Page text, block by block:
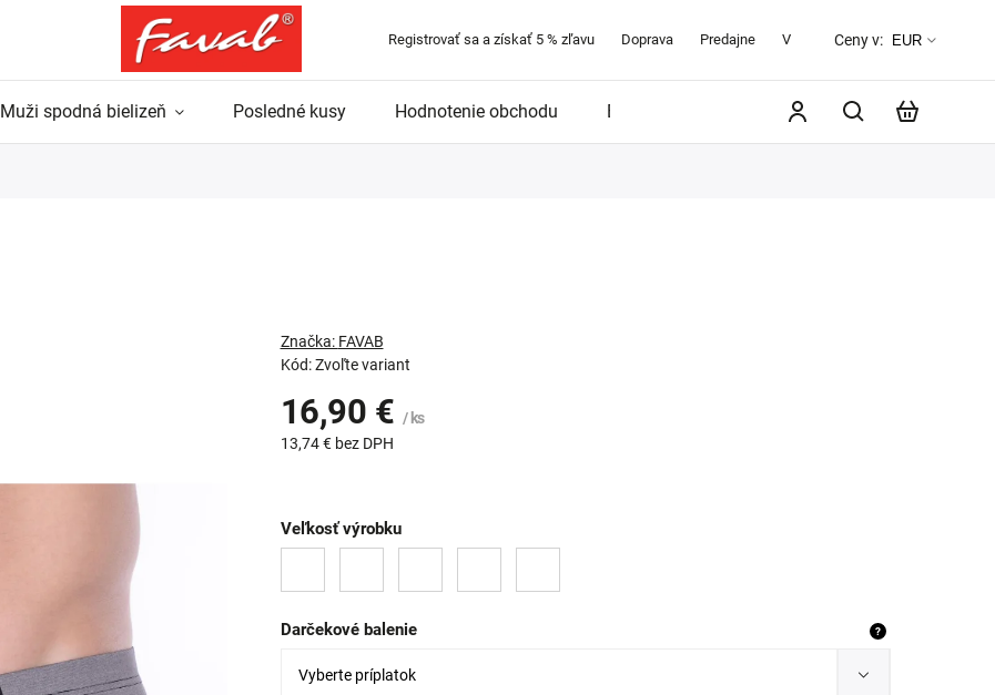
Registrovať sa a získať 5 % zľavu Doprava Predajne Veľkostná tabuľka O značke
Ceny v: EUR
Muži spodná bielizeň Posledné kusy Hodnotenie obchodu Blog
Kód: Zvoľte variant
Značka: FAVAB
16,90 € / ks
13,74 €bez DPH
Veľkosť výrobku
Darčekové balenie ?